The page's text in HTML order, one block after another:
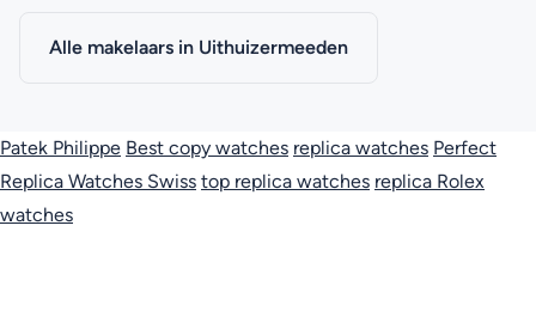
Alle makelaars in Uithuizermeeden
Patek Philippe Best copy watches replica watches Perfect
Replica Watches Swiss top replica watches replica Rolex
watches